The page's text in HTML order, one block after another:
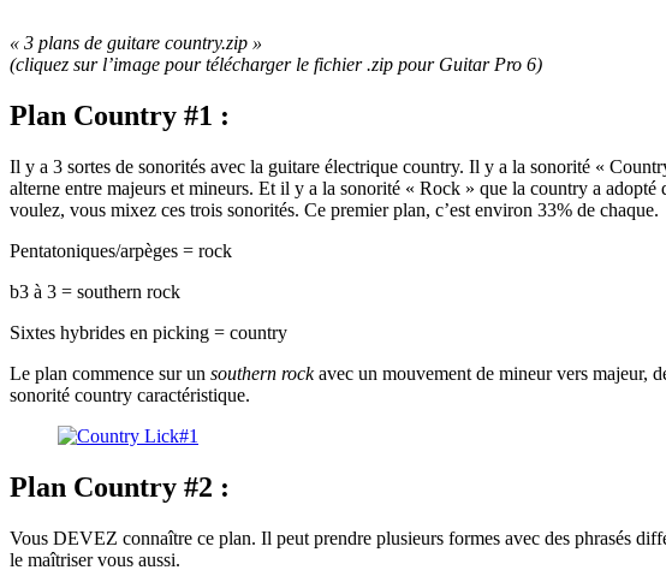
« 3 plans de guitare country.zip »
(cliquez sur l’image pour télécharger le fichier .zip pour Guitar Pro 6)
Plan Country #1 :
Il y a 3 sortes de sonorités avec la guitare électrique country. Il y a la sonorité «
alterne entre majeurs et mineurs. Et il y a la sonorité « Rock » que la country a
voulez, vous mixez ces trois sonorités. Ce premier plan, c’est environ 33% de chaque.
Pentatoniques/arpèges = rock
b3 à 3 = southern rock
Sixtes hybrides en picking = country
Le plan commence sur un southern rockavec un mouvement de mineur vers majeur,
sonorité country caractéristique.
Plan Country #2 :
Vous DEVEZ connaître ce plan. Il peut prendre plusieurs formes avec des phrasés
le maîtriser vous aussi.